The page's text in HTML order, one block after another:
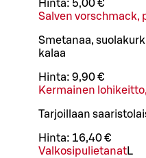
Hinta: 5,00 €
Salven vorschmack,
Smetanaa,
kalaa
Hinta: 9,90 €
Kermainen
Tarjoillaan
Hinta: 16,40 €
ValkosipulietanatL